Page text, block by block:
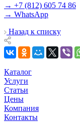
→ +7 (812) 605 74 86
→ WhatsApp
Назад к списку
Каталог
Услуги
Статьи
Цены
Компания
Контакты